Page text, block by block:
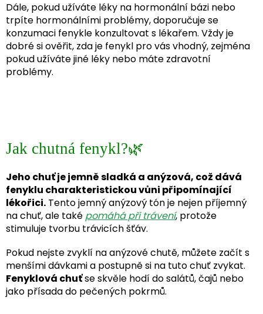
Dále, pokud užíváte léky na hormonální bázi nebo
trpíte hormonálními problémy, doporučuje se
konzumaci fenykle konzultovat s lékařem. Vždy je
dobré si ověřit, zda je fenykl pro vás vhodný, zejména
pokud užíváte jiné léky nebo máte zdravotní
problémy.
Jak chutná fenykl?🌿
Jeho chuť je jemně sladká a anýzová, což dává
fenyklu charakteristickou vůni připomínající
lékořici. Tento jemný anýzový tón je nejen příjemný
na chuť, ale také pomáhá při trávení, protože
stimuluje tvorbu trávicích šťáv.
Pokud nejste zvyklí na anýzové chutě, můžete začít s
menšími dávkami a postupně si na tuto chuť zvykat.
Fenyklová chuťse skvěle hodí do salátů, čajů nebo
jako přísada do pečených pokrmů.